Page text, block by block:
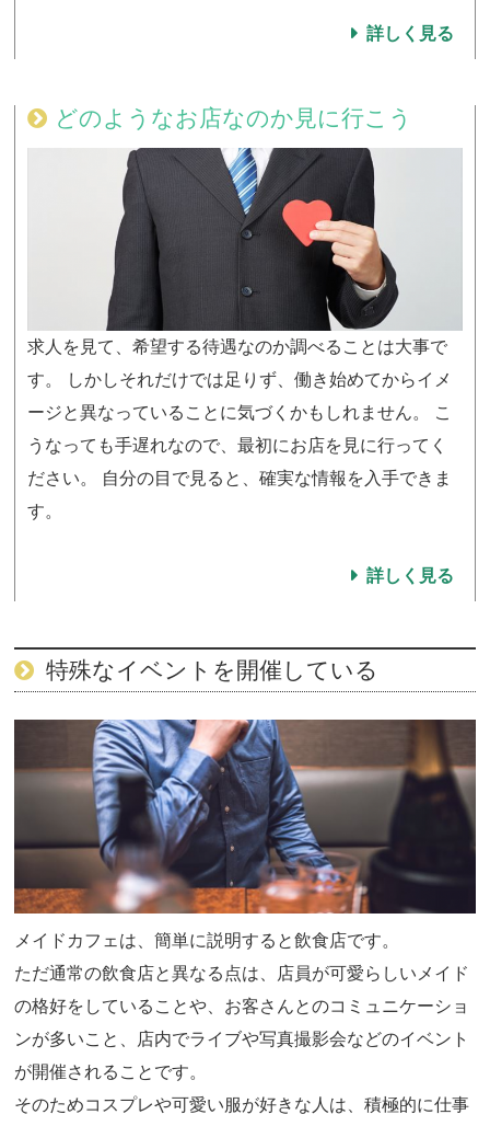
詳しく見る
どのようなお店なのか見に行こう
求人を見て、希望する待遇なのか調べることは大事で
す。 しかしそれだけでは足りず、働き始めてからイメ
ージと異なっていることに気づくかもしれません。 こ
うなっても手遅れなので、最初にお店を見に行ってく
ださい。 自分の目で見ると、確実な情報を入手できま
す。
詳しく見る
特殊なイベントを開催している
メイドカフェは、簡単に説明すると飲食店です。
ただ通常の飲食店と異なる点は、店員が可愛らしいメイド
の格好をしていることや、お客さんとのコミュニケーショ
ンが多いこと、店内でライブや写真撮影会などのイベント
が開催されることです。
そのためコスプレや可愛い服が好きな人は、積極的に仕事